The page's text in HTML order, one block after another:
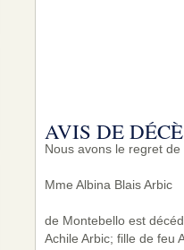
AVIS DE
Nous avons le regret
Mme Albina Blais Arbic
de Montebello est
Achile Arbic; fille de feu